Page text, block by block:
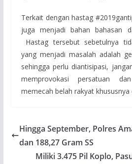
Terkait dengan hastag
juga menjadi bahan bahasan
Hastag tersebut sebetulnya
yang menjadi masalah adalah
sehingga perlu diantisipasi,
memprovokasi persatuan
memecah belah rakyat khususnya
Hingga September, Polres
dan 188,27 Gram SS
Miliki 3.475 Pil Koplo,